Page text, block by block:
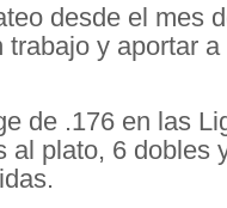
desde el mes
y aportar
de .176 en las
al plato, 6 dobles